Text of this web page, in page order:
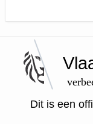
Dit is een